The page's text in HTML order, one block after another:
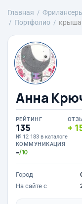
Главная
Портфолио
крыша
Анна
РЕЙТИНГ
135
№ 12 183 в каталоге
КОММУНИКАЦИЯ
-/10
Город
На сайте с